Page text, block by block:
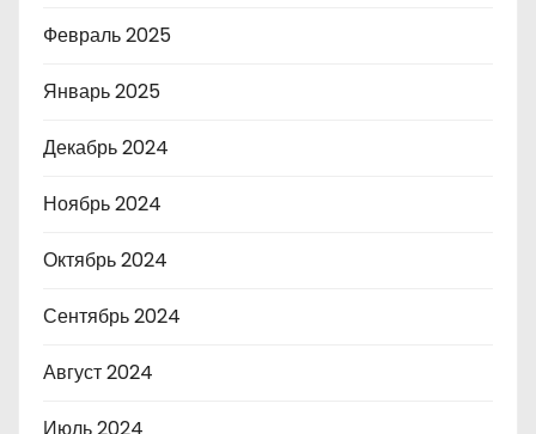
Февраль 2025
Январь 2025
Декабрь 2024
Ноябрь 2024
Октябрь 2024
Сентябрь 2024
Август 2024